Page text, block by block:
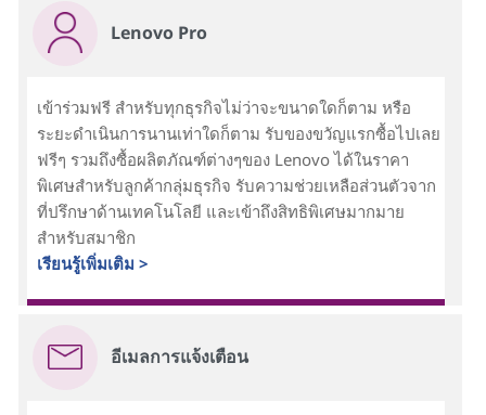
Lenovo Pro
เข้าร่วมฟรี สำหรับทุกธุรกิจไม่ว่าจะขนาดใดก็ตาม หรือ
ระยะดำเนินการนานเท่าใดก็ตาม รับของขวัญแรกซื้อไปเลย
ฟรีๆ รวมถึงซื้อผลิตภัณฑ์ต่างๆของ Lenovo ได้ในราคา
พิเศษสำหรับลูกค้ากลุ่มธุรกิจ รับความช่วยเหลือส่วนตัวจาก
ที่ปรึกษาด้านเทคโนโลยี และเข้าถึงสิทธิพิเศษมากมาย
สำหรับสมาชิก
เรียนรู้เพิ่มเติม >
อีเมลการแจ้งเตือน